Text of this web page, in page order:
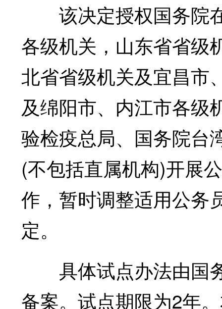
该决定授权国务院
各级机关，山东省省级
北省省级机关及宜昌市
及绵阳市、内江市各级
验检疫总局、国务院台
(不包括直属机构)开展
作，暂时调整适用公务
定。
具体试点办法由国
备案。试点期限为2年